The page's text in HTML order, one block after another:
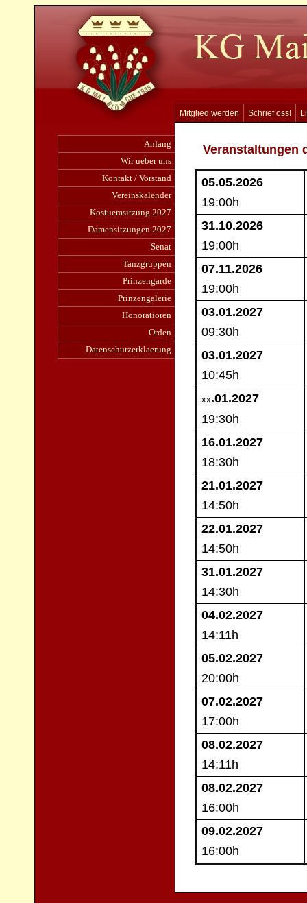
Mitglied werden Schrief oss!
Anfang
Wir ueber uns
Kontakt / Vorstand
Vereinskalender
Kostuemsitzung 2027
Damensitzungen 2027
Senat
Tanzgruppen
Prinzengarde
Prinzengalerie
Honoratioren
Orden
Datenschutzerklaerung
Veranstaltungen
05.05.2026
19:00h
31.10.2026
19:00h
07.11.2026
19:00h
03.01.2027
09:30h
03.01.2027
10:45h
xx.01.2027
19:30h
16.01.2027
18:30h
21.01.2027
14:50h
22.01.2027
14:50h
31.01.2027
14:30h
04.02.2027
14:11h
05.02.2027
20:00h
07.02.2027
17:00h
08.02.2027
14:11h
08.02.2027
16:00h
09.02.2027
16:00h